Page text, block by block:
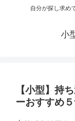
自分が探し求め
小
【小型】持
ーおすすめ５